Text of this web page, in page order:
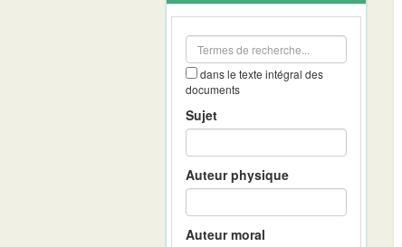
outils
dans le texte intégral des
documents
Sujet
Auteur physique
Auteur moral